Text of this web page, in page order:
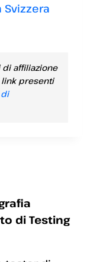
affiliazione
presenti
di Testing